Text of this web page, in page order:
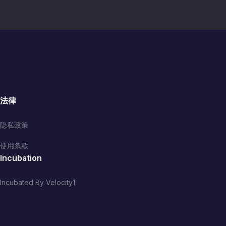
法律
隐私政策
使用条款
Incubation
Incubated By Velocity1